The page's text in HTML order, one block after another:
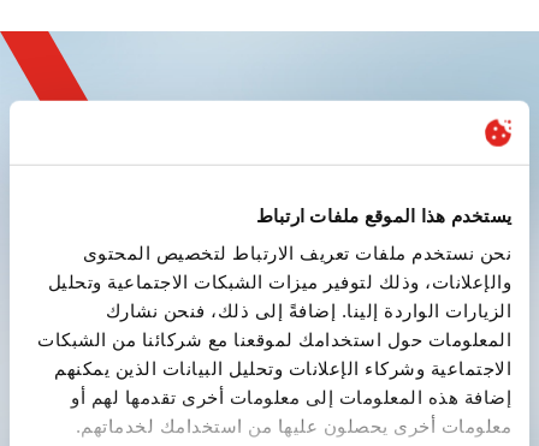
يستخدم هذا الموقع ملفات ارتباط
نحن نستخدم ملفات تعريف الارتباط لتخصيص المحتوى
والإعلانات، وذلك لتوفير ميزات الشبكات الاجتماعية وتحليل
الزيارات الواردة إلينا. إضافةً إلى ذلك، فنحن نشارك
المعلومات حول استخدامك لموقعنا مع شركائنا من الشبكات
الاجتماعية وشركاء الإعلانات وتحليل البيانات الذين يمكنهم
إضافة هذه المعلومات إلى معلومات أخرى تقدمها لهم أو
معلومات أخرى يحصلون عليها من استخدامك لخدماتهم.
سجل واختبر الابتكار
إرسال